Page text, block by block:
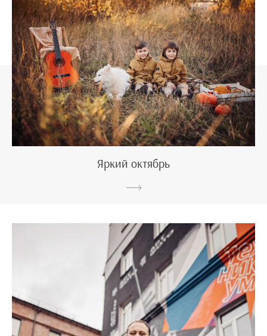
Яркий октябрь